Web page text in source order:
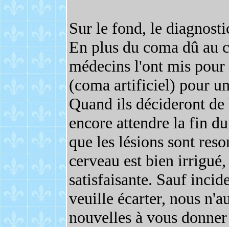
Sur le fond, le
En plus du coma dû au
médecins l'ont mis
(coma artificiel) pour
Quand ils décideront
encore attendre la fin
que les lésions sont
cerveau est bien
satisfaisante. Sauf
veuille écarter, nous
nouvelles à vous